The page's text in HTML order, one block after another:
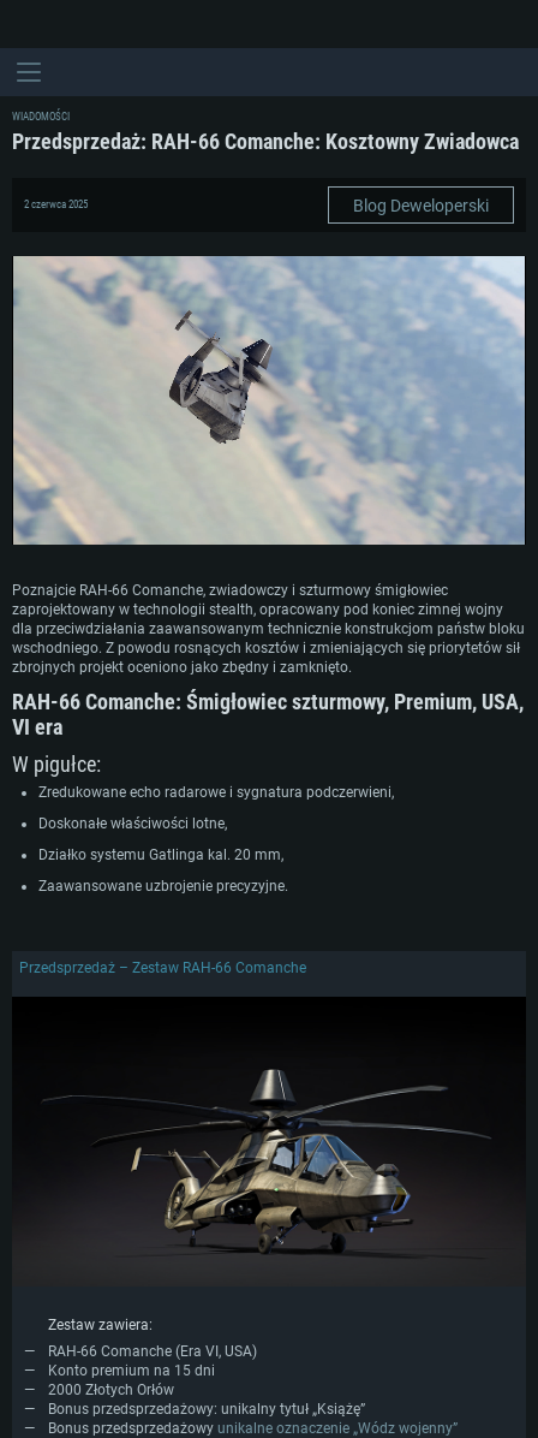
WIADOMOŚCI
Przedsprzedaż: RAH-66 Comanche: Kosztowny Zwiadowca
2 czerwca 2025 Blog Deweloperski
Poznajcie RAH-66 Comanche, zwiadowczy i szturmowy śmigłowiec
zaprojektowany w technologii stealth, opracowany pod koniec zimnej wojny
dla przeciwdziałania zaawansowanym technicznie konstrukcjom państw bloku
wschodniego. Z powodu rosnących kosztów i zmieniających się priorytetów sił
zbrojnych projekt oceniono jako zbędny i zamknięto.
RAH-66 Comanche: Śmigłowiec szturmowy, Premium, USA,
VI era
W pigułce:
Zredukowane echo radarowe i sygnatura podczerwieni,
Doskonałe właściwości lotne,
Działko systemu Gatlinga kal. 20 mm,
Zaawansowane uzbrojenie precyzyjne.
Przedsprzedaż – Zestaw RAH-66 Comanche
Zestaw zawiera:
RAH-66 Comanche (Era VI, USA)
Konto premium na 15 dni
2000 Złotych Orłów
Bonus przedsprzedażowy: unikalny tytuł „Książę”
Bonus przedsprzedażowy unikalne oznaczenie „Wódz wojenny”